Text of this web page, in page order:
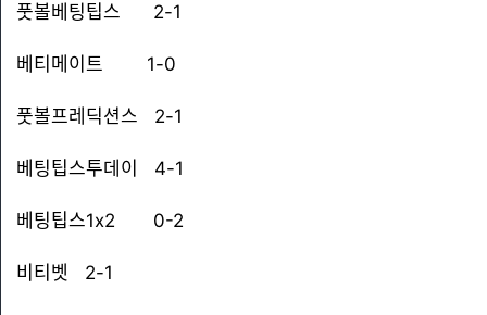
풋볼베팅팁스 2-1
베티메이트 1-0
풋볼프레딕션스 2-1
베팅팁스투데이 4-1
베팅팁스1x2 0-2
비티벳 2-1